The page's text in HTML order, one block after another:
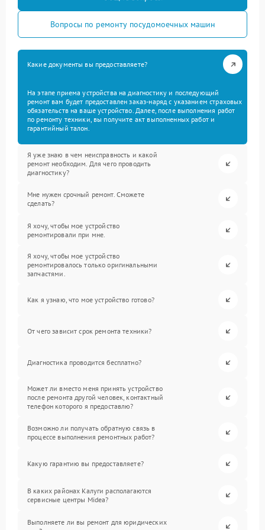
Вопросы по ремонту посудомоечных машин
Какие документы вы предоставляете?
На этапе приема устройства на диагностику и последующий
ремонт вам будет предоставлен заказ-наряд с указанием страховых
обязательств на ваше устройство. Далее, после выполнения работ
по ремонту техники, вы получите акт выполненных работ и
гарантийный талон.
Я уже знаю в чем неисправность и какой
ремонт необходим. Для чего проводить
диагностику?
Мне нужен срочный ремонт. Сможете
сделать?
Я хочу, чтобы мое устройство
ремонтировали при мне.
Я хочу, чтобы мое устройство
ремонтировалось только оригинальными
запчастями.
Как я узнаю, что мое устройство готово?
От чего зависит срок ремонта техники?
Диагностика проводится бесплатно?
Может ли вместо меня принять устройство
после ремонта другой человек, контактный
телефон которого я предоставлю?
Возможно ли получать обратную связь в
процессе выполнения ремонтных работ?
Какую гарантию вы предоставляете?
В каких районах Калуги располагаются
сервисные центры Midea?
Выполняете ли вы ремонт для юридических